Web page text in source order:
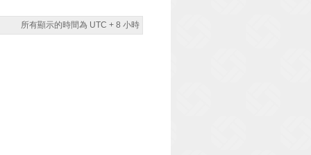
所有顯示的時間為 UTC + 8 小時